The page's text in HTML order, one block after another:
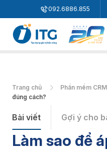
092.6886.855
Trang chủ Phần mềm CRM
đúng cách?
Bài viết Gợi ý cho
Làm sao để